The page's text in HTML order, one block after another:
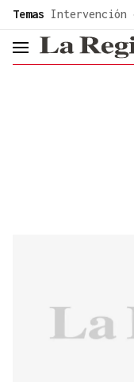
common.go-to-content
Temas Intervención
header.menu.open